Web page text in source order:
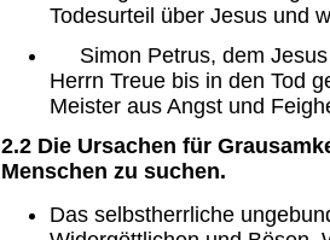
Todesurteil über Jesus und
Simon Petrus, dem Jesus
Herrn Treue bis in den Tod
Meister aus Angst und
2.2 Die Ursachen für
Menschen zu suchen.
Das selbstherrliche